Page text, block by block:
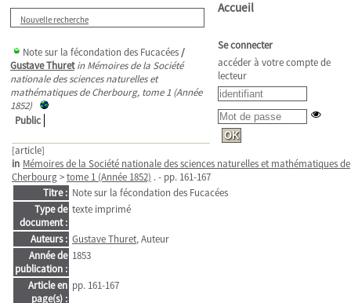
Nouvelle recherche
Note sur la fécondation des Fucacées/
Gustave Thuret in Mémoires de la Société
nationale des sciences naturelles et
mathématiques de Cherbourg, tome 1 (Année
1852)
Public
[article]
in Mémoires de la Société nationale des sciences naturelles et mathématiques de
Cherbourg>tome 1 (Année 1852) . - pp. 161-167
Titre : Note sur la fécondation des Fucacées
Type de
document :
texte imprimé
Auteurs : Gustave Thuret, Auteur
Année de
publication :
1853
Article en
page(s) :
pp. 161-167
Accueil
Se connecter
accéder à votre compte de
lecteur